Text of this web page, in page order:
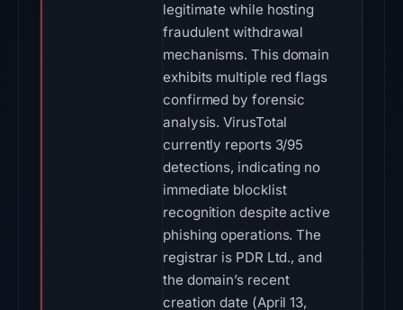
legitimate while hosting
fraudulent withdrawal
mechanisms. This domain
exhibits multiple red flags
confirmed by forensic
analysis. VirusTotal
currently reports 3/95
detections, indicating no
immediate blocklist
recognition despite active
phishing operations. The
registrar is PDR Ltd., and
the domain’s recent
creation date (April 13,